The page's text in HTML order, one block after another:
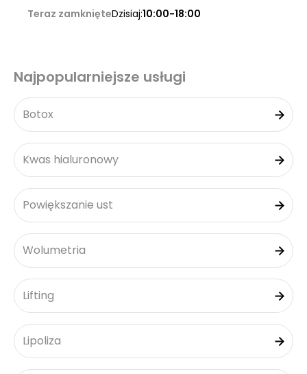
Teraz zamknięteDzisiaj:10:00-18:00
Najpopularniejsze usługi
Botox
Kwas hialuronowy
Powiększanie ust
Wolumetria
Lifting
Lipoliza